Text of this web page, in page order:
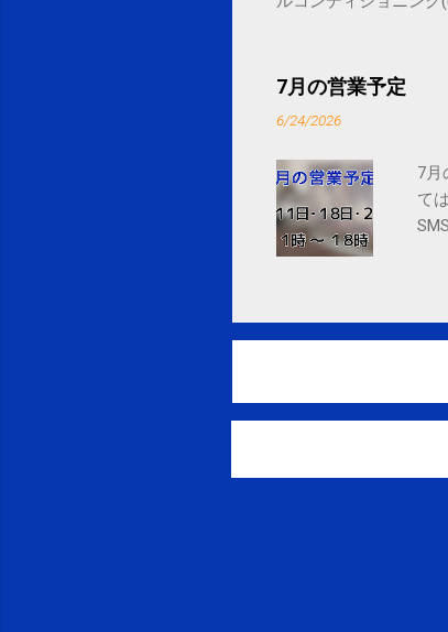
7月の営業予定
6/24/2026
7月
て